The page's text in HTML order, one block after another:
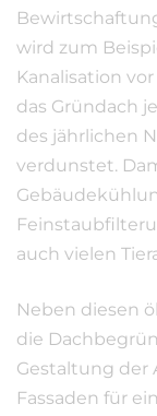
wird zum
Kanalisation
das Gründach
des jährlichen
verdunstet.
auch vielen
Neben diesen
die
Gestaltung der
Fassaden für